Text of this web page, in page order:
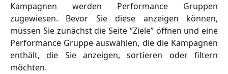
Kampagnen werden Performance Gruppen
zugewiesen. Bevor Sie diese anzeigen können,
müssen Sie zunächst die Seite “Ziele” öffnen und eine
Performance Gruppe auswählen, die die Kampagnen
enthält, die Sie anzeigen, sortieren oder filtern
möchten.